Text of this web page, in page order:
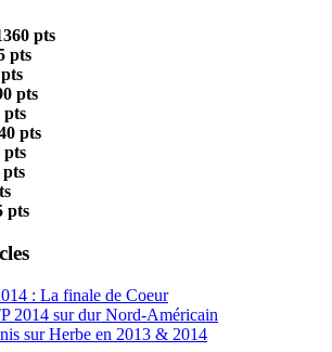
pts
pts
pts
pts
pts
pts
pts
pts
: La finale de Coeur
2014 sur dur Nord-Américain
sur Herbe en 2013 & 2014